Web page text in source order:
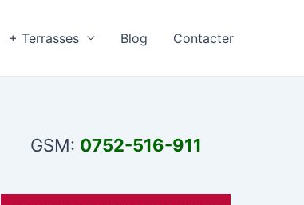
+ Terrasses Blog Contacter
GSM: 0752-516-911